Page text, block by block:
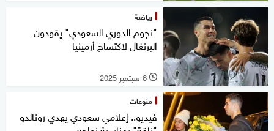
رياضة
"نجوم الدوري السعودي" يقودون
البرتغال لاكتساح أرمينيا
l 6 سبتمبر 2025
منوعات
فيديو.. إعلامي سعودي يهدي رونالدو